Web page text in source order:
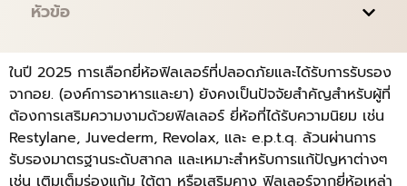
หัวข้อ
ในปี 2025 การเลือกยี่ห้อฟิลเลอร์ที่ปลอดภัยและได้รับการรับรอง
จากอย. (องค์การอาหารและยา) ยังคงเป็นปัจจัยสำคัญสำหรับผู้ที่
ต้องการเสริมความงามด้วยฟิลเลอร์ ยี่ห้อที่ได้รับความนิยม เช่น
Restylane, Juvederm, Revolax, และ e.p.t.q. ล้วนผ่านการ
รับรองมาตรฐานระดับสากล และเหมาะสำหรับการแก้ปัญหาต่างๆ
เช่น เติมเต็มร่องแก้ม ใต้ตา หรือเสริมคาง ฟิลเลอร์จากยี่ห้อเหล่า